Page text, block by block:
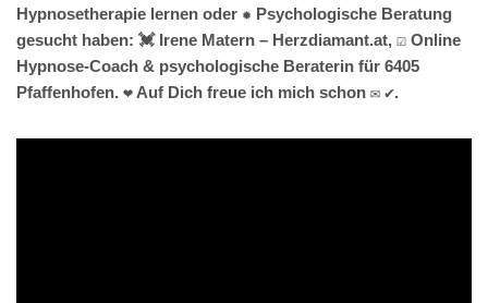
Hypnosetherapie lernen oder ✹ Psychologische Beratung
gesucht haben: 💓️ Irene Matern – Herzdiamant.at, ☑️ Online
Hypnose-Coach & psychologische Beraterin für 6405
Pfaffenhofen. ❤ Auf Dich freue ich mich schon ✉ ✔.